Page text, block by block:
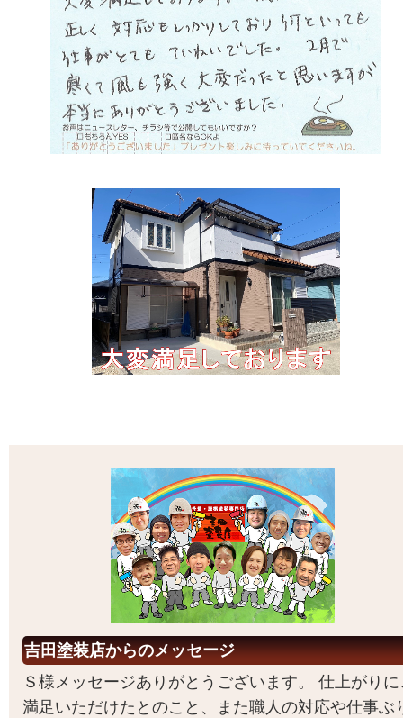
吉田塗装店からのメッセージ
Ｓ様メッセージありがとうございます。 仕上がりに
満足いただけたとのこと、また職人の対応や仕事ぶ